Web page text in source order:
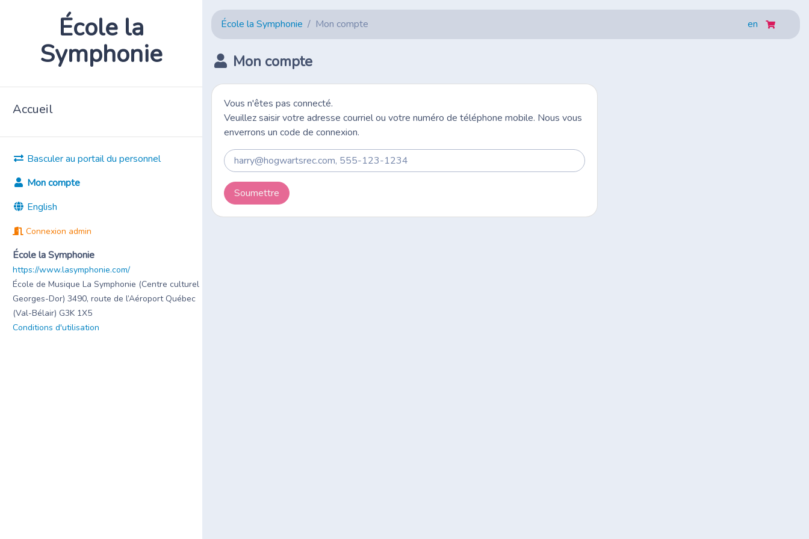
École la
Symphonie
Accueil
Basculer au portail du personnel
Mon compte
English
Connexion admin
École la Symphonie
https://www.lasymphonie.com/
École de Musique La Symphonie (Centre culturel
Georges-Dor) 3490, route de l’Aéroport Québec
(Val-Bélair) G3K 1X5
Conditions d'utilisation
École la Symphonie Mon compte en
Mon compte
Vous n'êtes pas connecté.
Veuillez saisir votre adresse courriel ou votre numéro de téléphone mobile. Nous vous
enverrons un code de connexion.
Soumettre